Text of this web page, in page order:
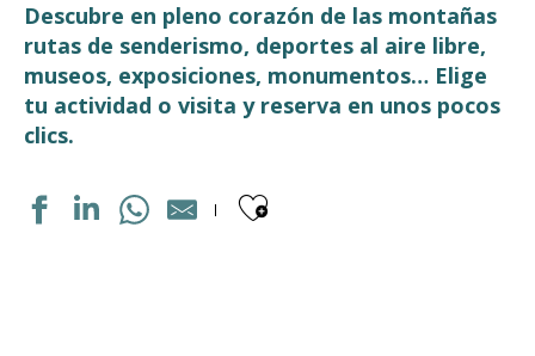
Descubre en pleno corazón de las montañas
rutas de senderismo, deportes al aire libre,
museos, exposiciones, monumentos… Elige
tu actividad o visita y reserva en unos pocos
clics.
Ajouter aux